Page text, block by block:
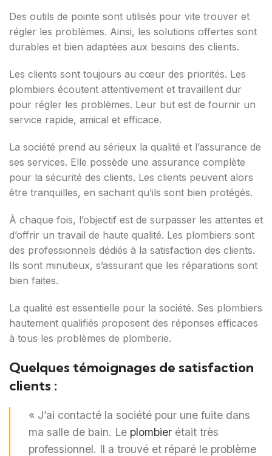
Des outils de pointe sont utilisés pour vite trouver et
régler les problèmes. Ainsi, les solutions offertes sont
durables et bien adaptées aux besoins des clients.
Les clients sont toujours au cœur des priorités. Les
plombiers écoutent attentivement et travaillent dur
pour régler les problèmes. Leur but est de fournir un
service rapide, amical et efficace.
La société prend au sérieux la qualité et l’assurance de
ses services. Elle possède une assurance complète
pour la sécurité des clients. Les clients peuvent alors
être tranquilles, en sachant qu’ils sont bien protégés.
À chaque fois, l’objectif est de surpasser les attentes et
d’offrir un travail de haute qualité. Les plombiers sont
des professionnels dédiés à la satisfaction des clients.
Ils sont minutieux, s’assurant que les réparations sont
bien faites.
La qualité est essentielle pour la société. Ses plombiers
hautement qualifiés proposent des réponses efficaces
à tous les problèmes de plomberie.
Quelques témoignages de satisfaction
clients :
« J’ai contacté la société pour une fuite dans
ma salle de bain. Le plombier était très
professionnel. Il a trouvé et réparé le problème